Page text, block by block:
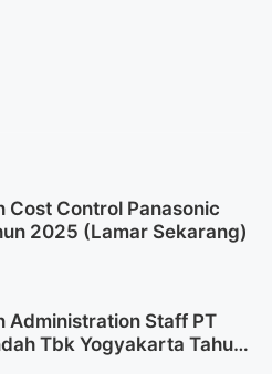
Cost Control Panasonic
2025 (Lamar Sekarang)
Administration Staff PT
Tbk Yogyakarta Tahun